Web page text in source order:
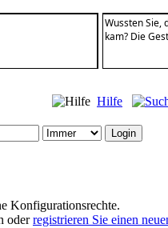
Wussten Sie,
kam? Die
Hilfe
Konfigurationsrechte.
oderregistrieren Sie einen